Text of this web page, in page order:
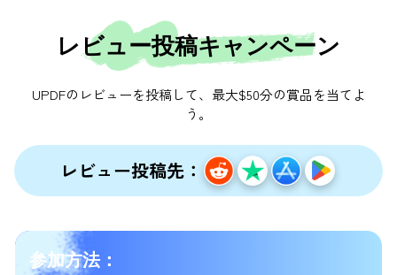
レビュー投稿キャンペーン
UPDFのレビューを投稿して、最大$50分の賞品を当てよ
う。
レビュー投稿先：
参加方法：